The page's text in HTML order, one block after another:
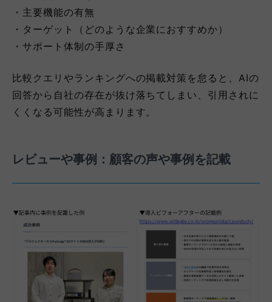
・主要機能の有無
・ターゲット（どのような企業におすすめか）
・サポート体制の手厚さ
比較クエリやランキングへの掲載対策を怠ると、AIの
回答から自社の存在が抜け落ちてしまい、引用されに
くくなる可能性が高まります。
レビューや事例：顧客の声や事例を記載